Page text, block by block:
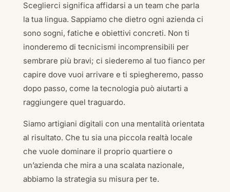
Sceglierci significa affidarsi a un team che parla
la tua lingua. Sappiamo che dietro ogni azienda ci
sono sogni, fatiche e obiettivi concreti. Non ti
inonderemo di tecnicismi incomprensibili per
sembrare più bravi; ci siederemo al tuo fianco per
capire dove vuoi arrivare e ti spiegheremo, passo
dopo passo, come la tecnologia può aiutarti a
raggiungere quel traguardo.
Siamo artigiani digitali con una mentalità orientata
al risultato. Che tu sia una piccola realtà locale
che vuole dominare il proprio quartiere o
un’azienda che mira a una scalata nazionale,
abbiamo la strategia su misura per te.